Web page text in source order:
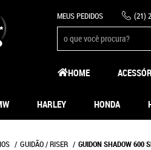
MEUS PEDIDOS (21)
HOME
HARLEY HONDA
GUIDÃO / RISER GUIDON SHADOW 600